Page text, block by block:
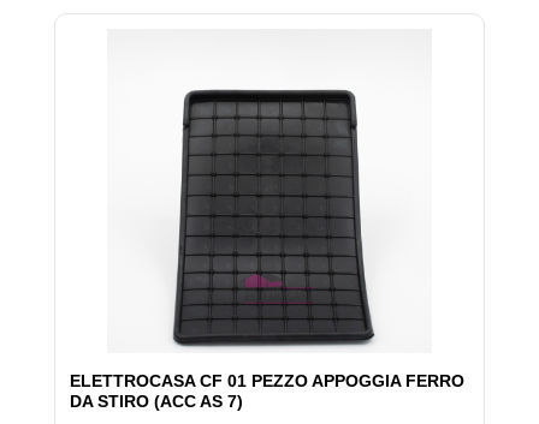
ELETTROCASA CF 01 PEZZO APPOGGIA FERRO
DA STIRO (ACC AS 7)